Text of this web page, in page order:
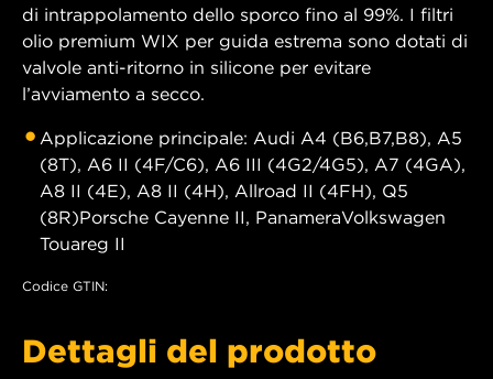
di intrappolamento dello sporco fino al 99%. I filtri
olio premium WIX per guida estrema sono dotati di
valvole anti-ritorno in silicone per evitare
l’avviamento a secco.
Applicazione principale: Audi A4 (B6,B7,B8), A5
(8T), A6 II (4F/C6), A6 III (4G2/4G5), A7 (4GA),
A8 II (4E), A8 II (4H), Allroad II (4FH), Q5
(8R)Porsche Cayenne II, PanameraVolkswagen
Touareg II
Codice GTIN:
Dettagli del prodotto